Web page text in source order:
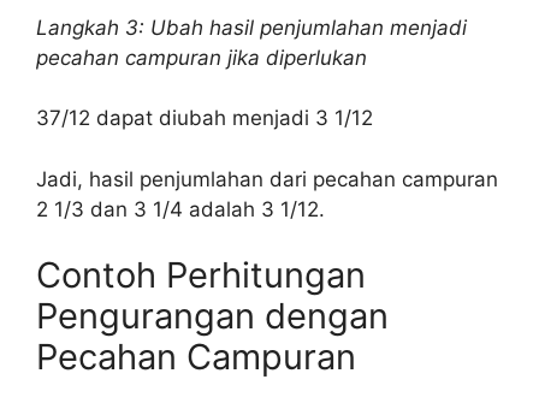
Langkah 3: Ubah hasil penjumlahan menjadi
pecahan campuran jika diperlukan
37/12 dapat diubah menjadi 3 1/12
Jadi, hasil penjumlahan dari pecahan campuran
2 1/3 dan 3 1/4 adalah 3 1/12.
Contoh Perhitungan
Pengurangan dengan
Pecahan Campuran